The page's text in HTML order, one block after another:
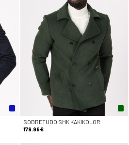
SOBRETUDO SMK KAKIKOLOR
179.99€